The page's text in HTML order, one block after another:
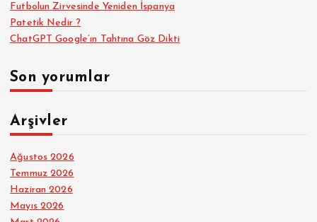
Futbolun Zirvesinde Yeniden İspanya
Patetik Nedir ?
ChatGPT Google’ın Tahtına Göz Dikti
Son yorumlar
Arşivler
Ağustos 2026
Temmuz 2026
Haziran 2026
Mayıs 2026